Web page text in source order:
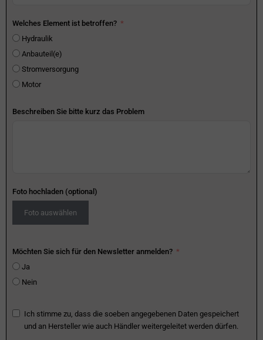
Welches Element ist betroffen?
Hydraulik
Anbauteil(e)
Stromversorgung
Motor
Beschreiben Sie bitte kurz das Problem
Foto hochladen (optional)
Foto auswählen
Möchten Sie sich für den Newsletter anmelden?
Ja
Nein
Ich stimme zu, dass die soeben angegebenen Daten gespeichert
und an Hersteller wie auch Händler weitergeleitet werden dürfen.